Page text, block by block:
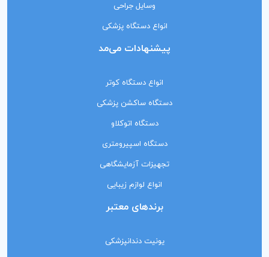
وسایل جراحی
انواع دستگاه پزشکی
پیشنهادات می‌مد
انواع دستگاه کوتر
دستگاه ساکشن پزشکی
دستگاه اتوکلاو
دستگاه اسپیرومتری
تجهیزات آزمایشگاهی
انواع لوازم زیبایی
برندهای معتبر
یونیت دندانپزشکی